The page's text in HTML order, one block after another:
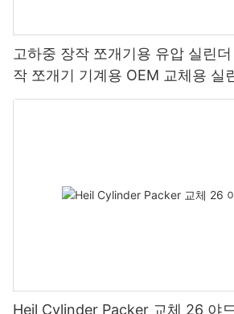
고하중 장작 쪼개기용 유압 실린
작 쪼개기 기계용 OEM 교체용 실
Heil Cylinder Packer 교체 26 야